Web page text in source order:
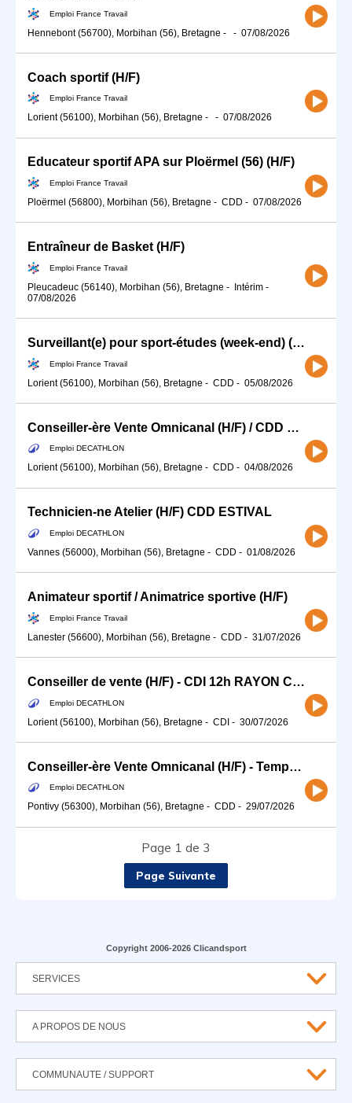
Emploi France Travail
Hennebont (56700), Morbihan (56), Bretagne - - 07/08/2026
Coach sportif (H/F)
Emploi France Travail
Lorient (56100), Morbihan (56), Bretagne - - 07/08/2026
Educateur sportif APA sur Ploërmel (56) (H/F)
Emploi France Travail
Ploërmel (56800), Morbihan (56), Bretagne - CDD - 07/08/2026
Entraîneur de Basket (H/F)
Emploi France Travail
Pleucadeuc (56140), Morbihan (56), Bretagne - Intérim -
07/08/2026
Surveillant(e) pour sport-études (week-end) (H/F)
Emploi France Travail
Lorient (56100), Morbihan (56), Bretagne - CDD - 05/08/2026
Conseiller-ère Vente Omnicanal (H/F) / CDD 35H Septembre Randonnée
Emploi DECATHLON
Lorient (56100), Morbihan (56), Bretagne - CDD - 04/08/2026
Technicien-ne Atelier (H/F) CDD ESTIVAL
Emploi DECATHLON
Vannes (56000), Morbihan (56), Bretagne - CDD - 01/08/2026
Animateur sportif / Animatrice sportive (H/F)
Emploi France Travail
Lanester (56600), Morbihan (56), Bretagne - CDD - 31/07/2026
Conseiller de vente (H/F) - CDI 12h RAYON CYCLE
Emploi DECATHLON
Lorient (56100), Morbihan (56), Bretagne - CDI - 30/07/2026
Conseiller-ère Vente Omnicanal (H/F) - Temps partiel (20H)
Emploi DECATHLON
Pontivy (56300), Morbihan (56), Bretagne - CDD - 29/07/2026
Page 1 de 3
Page Suivante
Copyright 2006-2026 Clicandsport
SERVICES
A PROPOS DE NOUS
COMMUNAUTE / SUPPORT